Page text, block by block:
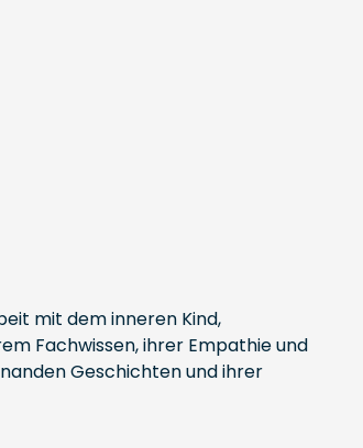
mit dem inneren Kind,
Fachwissen, ihrer Empathie und
Geschichten und ihrer